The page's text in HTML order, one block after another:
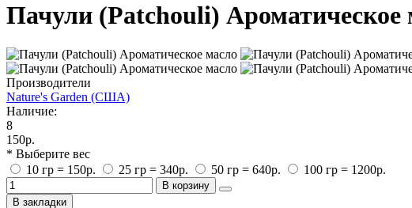
Пачули (Patchouli) Ароматическое
Производители
Nature's Garden (США)
Наличие:
8
150р.
* Выберите вес
10 гр = 150р.
25 гр = 340р. 50 гр = 640р. 100 гр = 1200р.
В корзину
В закладки